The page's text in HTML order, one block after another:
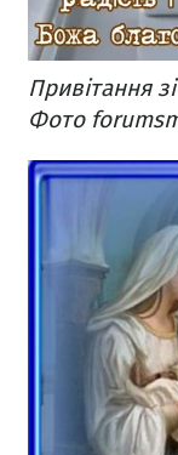
Привітання
Фото